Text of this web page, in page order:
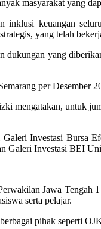
masyarakat yang
keuangan
yang telah
dukungan yang
per
mengatakan, untuk
Investasi Bursa
Galeri Investasi BEI
Jawa Tengah
serta pelajar.
pihak seperti